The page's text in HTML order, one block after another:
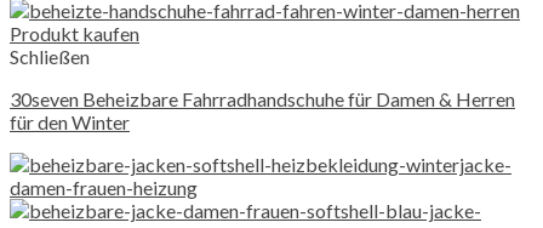
Produkt kaufen
Schließen
30seven Beheizbare Fahrradhandschuhe für Damen & Herren
für den Winter